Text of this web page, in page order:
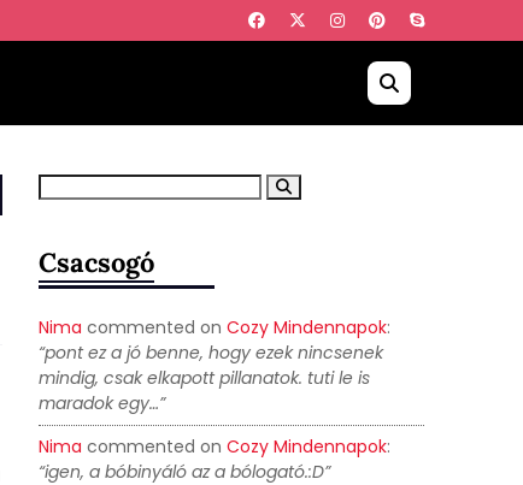
Csacsogó
Nima commented on Cozy Mindennapok:
“pont ez a jó benne, hogy ezek nincsenek
mindig, csak elkapott pillanatok. tuti le is
maradok egy…”
Nima commented on Cozy Mindennapok:
“igen, a bóbinyáló az a bólogató.:D”